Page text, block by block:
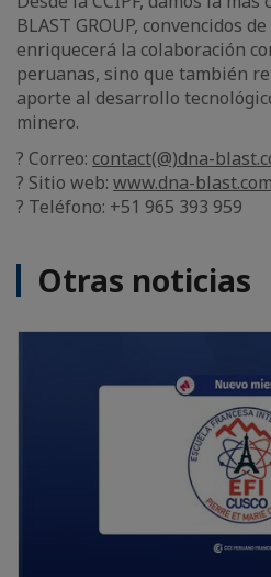
BLAST GROUP, convencidos
enriquecerá la colaboración
peruanas, sino que también
aporte al desarrollo
minero.
? Correo: contact(@)dna-
? Sitio web: www.dna-blast.com
? Teléfono: +51 965 393 959
Otras noticias